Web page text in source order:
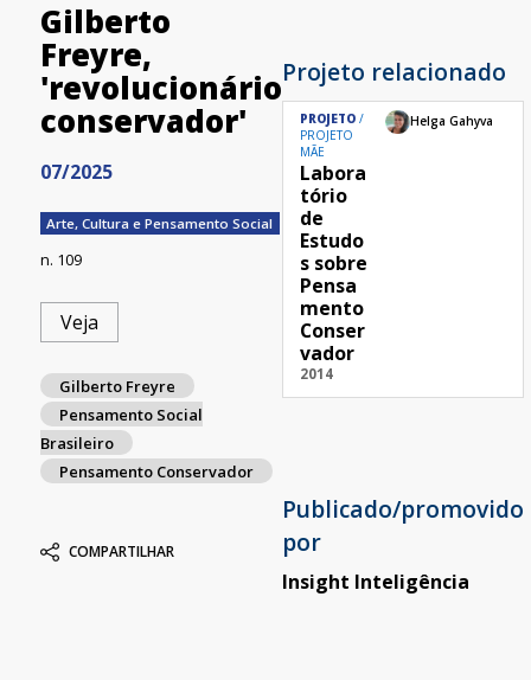
Gilberto
Freyre,
'revolucionário
conservador'
07/2025
Arte, Cultura e Pensamento Social
n. 109
Veja
Gilberto Freyre
Pensamento Social
Brasileiro
Pensamento Conservador
COMPARTILHAR
Projeto relacionado
PROJETO
PROJETO
MÃE
Labora
tório
de
Estudo
s sobre
Pensa
mento
Conser
vador
2014
Helga Gahyva
Publicado/promovido
por
Insight Inteligência